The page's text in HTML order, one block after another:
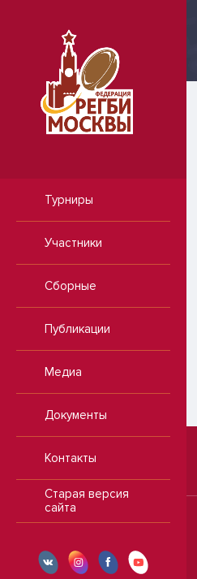
Турниры
Участники
Сборные
Публикации
Медиа
Документы
Контакты
Старая версия
сайта